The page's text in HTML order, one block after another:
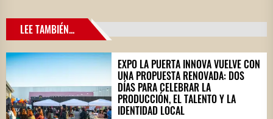
LEE TAMBIÉN...
EXPO LA PUERTA INNOVA VUELVE CON
UNA PROPUESTA RENOVADA: DOS
DÍAS PARA CELEBRAR LA
PRODUCCIÓN, EL TALENTO Y LA
IDENTIDAD LOCAL